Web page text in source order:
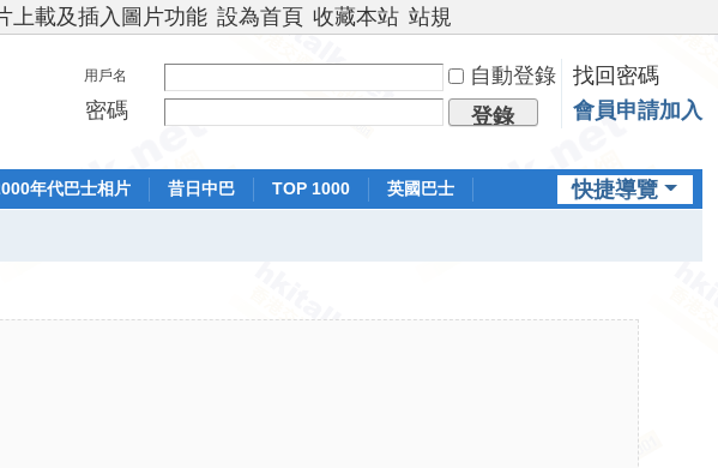
上載及插入圖片功能 設為首頁 收藏本站 站規
用戶名 自動登錄
找回密碼
密碼
登錄 會員申請加入
快捷導覽
年代巴士相片 昔日中巴 TOP 1000
英國巴士